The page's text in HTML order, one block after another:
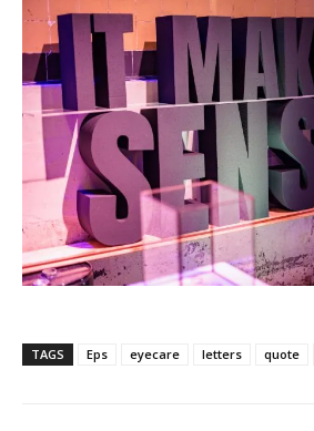
TAGS Eps eyecare letters quote